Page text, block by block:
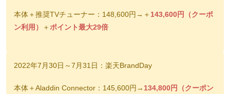
本体＋推奨TVチューナー：148,600円→＋ 143,600円（クーポ
ン利用）
＋ ポイント最大29倍
2022年7月30日～7月31日：楽天BrandDay
本体＋Aladdin Connector：145,600円→ 134,800円（クーポン